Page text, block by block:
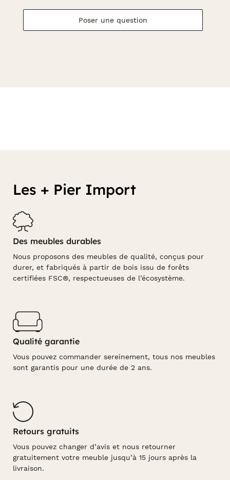
Poser une question
Les + Pier Import
Des meubles durables
Nous proposons des meubles de qualité, conçus pour
durer, et fabriqués à partir de bois issu de forêts
certifiées FSC®, respectueuses de l’écosystème.
Qualité garantie
Vous pouvez commander sereinement, tous nos meubles
sont garantis pour une durée de 2 ans.
Retours gratuits
Vous pouvez changer d’avis et nous retourner
gratuitement votre meuble jusqu’à 15 jours après la
livraison.